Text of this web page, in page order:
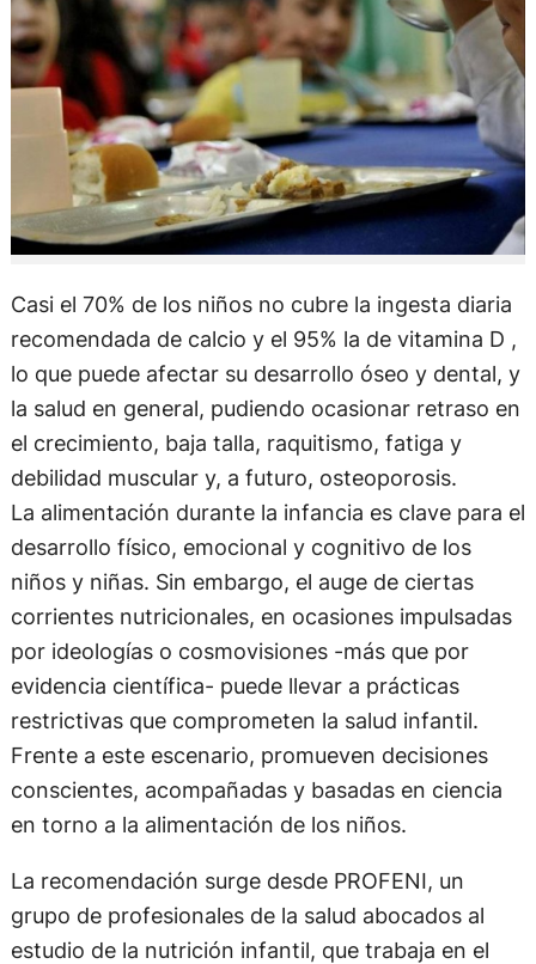
Casi el 70% de los niños no cubre la ingesta diaria
recomendada de calcio y el 95% la de vitamina D ,
lo que puede afectar su desarrollo óseo y dental, y
la salud en general, pudiendo ocasionar retraso en
el crecimiento, baja talla, raquitismo, fatiga y
debilidad muscular y, a futuro, osteoporosis.
La alimentación durante la infancia es clave para el
desarrollo físico, emocional y cognitivo de los
niños y niñas. Sin embargo, el auge de ciertas
corrientes nutricionales, en ocasiones impulsadas
por ideologías o cosmovisiones -más que por
evidencia científica- puede llevar a prácticas
restrictivas que comprometen la salud infantil.
Frente a este escenario, promueven decisiones
conscientes, acompañadas y basadas en ciencia
en torno a la alimentación de los niños.
La recomendación surge desde PROFENI, un
grupo de profesionales de la salud abocados al
estudio de la nutrición infantil, que trabaja en el